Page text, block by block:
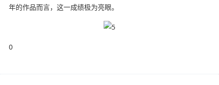
年的作品而言，这一成绩极为亮眼。
0